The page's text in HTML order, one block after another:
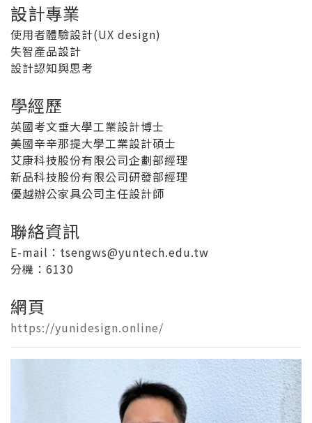
設計專業
使用者體驗設計(UX design)
失智產品設計
設計認知與思考
學經歷
英國考文垂大學工業設計博士
美國辛辛那提大學工業設計碩士
艾康科技股份有限公司企劃部經理
新品科技股份有限公司研發部經理
優越辦公家具公司主任設計師
聯絡資訊
E-mail：tsengws@yuntech.edu.tw
分機 ：6130
網頁
https://yunidesign.online/